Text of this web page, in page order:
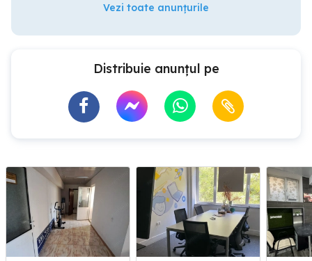
Vezi toate anunțurile
Distribuie anunțul pe